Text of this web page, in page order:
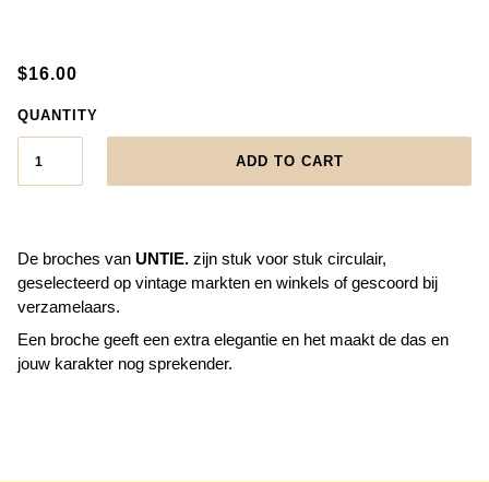
$16.00
QUANTITY
ADD TO CART
De broches van UNTIE. zijn stuk voor stuk circulair,
geselecteerd op vintage markten en winkels of gescoord bij
verzamelaars.
Een broche geeft een extra elegantie en het maakt de das en
jouw karakter nog sprekender.